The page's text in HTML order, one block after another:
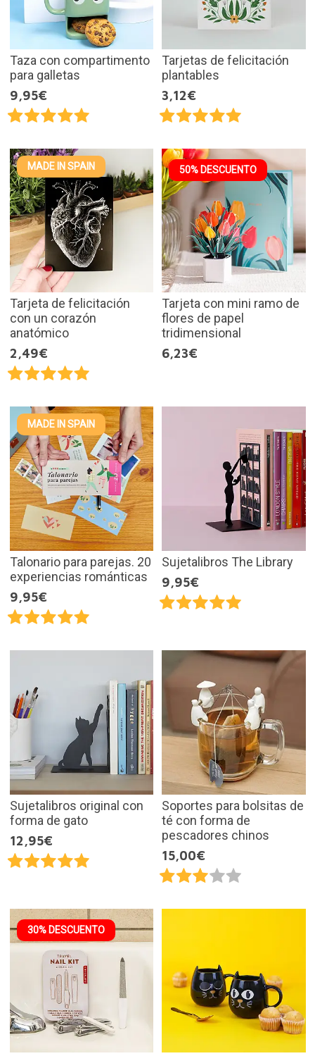
Taza con compartimento
para galletas
9,95€
Tarjetas de felicitación
plantables
3,12€
MADE IN SPAIN
Tarjeta de felicitación
con un corazón
anatómico
2,49€
50% DESCUENTO
Tarjeta con mini ramo de
flores de papel
tridimensional
6,23€
MADE IN SPAIN
Talonario para parejas. 20
experiencias románticas
9,95€
Sujetalibros The Library
9,95€
Sujetalibros original con
forma de gato
12,95€
Soportes para bolsitas de
té con forma de
pescadores chinos
15,00€
30% DESCUENTO